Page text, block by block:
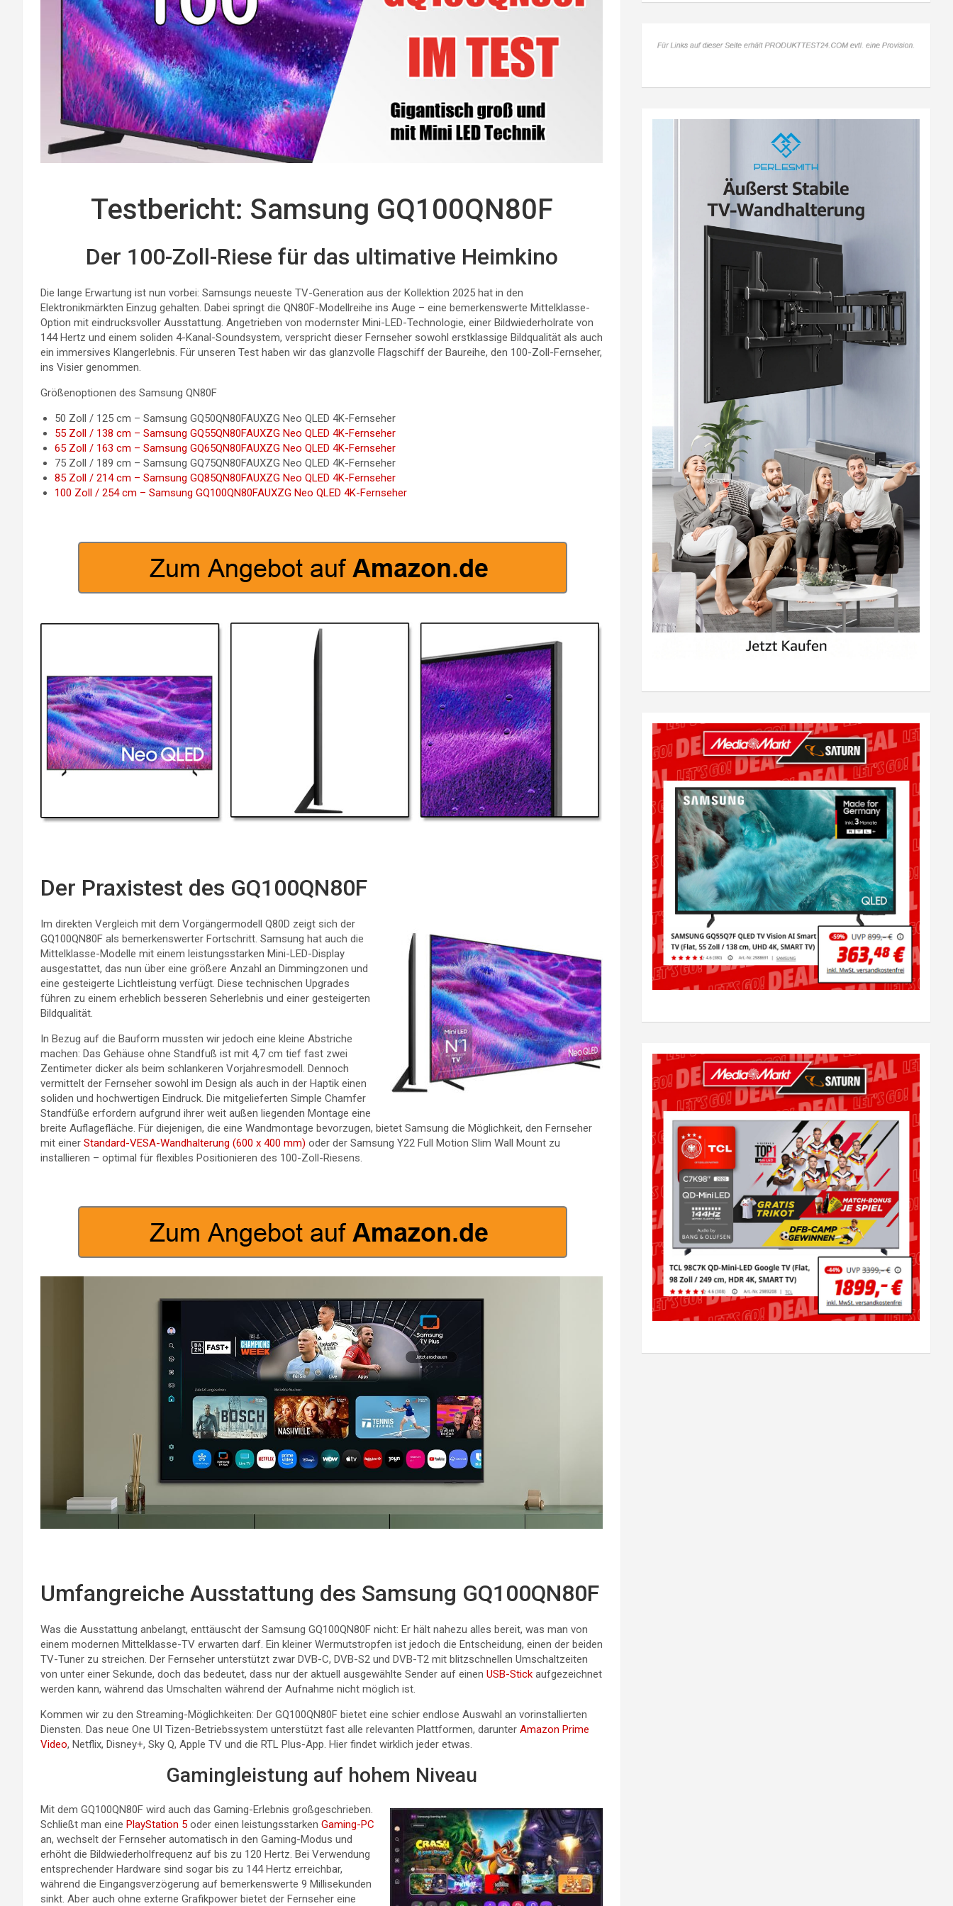
Testbericht: Samsung GQ100QN80F
Der 100-Zoll-Riese für das ultimative Heimkino
Die lange Erwartung ist nun vorbei: Samsungs neueste TV-Generation aus der Kollektion 2025 hat in den
Elektronikmärkten Einzug gehalten. Dabei springt die QN80F-Modellreihe ins Auge – eine bemerkenswerte Mittelklasse-
Option mit eindrucksvoller Ausstattung. Angetrieben von modernster Mini-LED-Technologie, einer Bildwiederholrate von
144 Hertz und einem soliden 4-Kanal-Soundsystem, verspricht dieser Fernseher sowohl erstklassige Bildqualität als auch
ein immersives Klangerlebnis. Für unseren Test haben wir das glanzvolle Flagschiff der Baureihe, den 100-Zoll-Fernseher,
ins Visier genommen.
Größenoptionen des Samsung QN80F
50 Zoll / 125 cm – Samsung GQ50QN80FAUXZG Neo QLED 4K-Fernseher
55 Zoll / 138 cm – Samsung GQ55QN80FAUXZG Neo QLED 4K-Fernseher
65 Zoll / 163 cm – Samsung GQ65QN80FAUXZG Neo QLED 4K-Fernseher
75 Zoll / 189 cm – Samsung GQ75QN80FAUXZG Neo QLED 4K-Fernseher
85 Zoll / 214 cm – Samsung GQ85QN80FAUXZG Neo QLED 4K-Fernseher
100 Zoll / 254 cm – Samsung GQ100QN80FAUXZG Neo QLED 4K-Fernseher
Der Praxistest des GQ100QN80F
Im direkten Vergleich mit dem Vorgängermodell Q80D zeigt sich der
GQ100QN80F als bemerkenswerter Fortschritt. Samsung hat auch die
Mittelklasse-Modelle mit einem leistungsstarken Mini-LED-Display
ausgestattet, das nun über eine größere Anzahl an Dimmingzonen und
eine gesteigerte Lichtleistung verfügt. Diese technischen Upgrades
führen zu einem erheblich besseren Seherlebnis und einer gesteigerten
Bildqualität.
In Bezug auf die Bauform mussten wir jedoch eine kleine Abstriche
machen: Das Gehäuse ohne Standfuß ist mit 4,7 cm tief fast zwei
Zentimeter dicker als beim schlankeren Vorjahresmodell. Dennoch
vermittelt der Fernseher sowohl im Design als auch in der Haptik einen
soliden und hochwertigen Eindruck. Die mitgelieferten Simple Chamfer
Standfüße erfordern aufgrund ihrer weit außen liegenden Montage eine
breite Auflagefläche. Für diejenigen, die eine Wandmontage bevorzugen, bietet Samsung die Möglichkeit, den Fernseher
mit einer Standard-VESA-Wandhalterung (600 x 400 mm) oder der Samsung Y22 Full Motion Slim Wall Mount zu
installieren – optimal für flexibles Positionieren des 100-Zoll-Riesens.
Umfangreiche Ausstattung des Samsung GQ100QN80F
Was die Ausstattung anbelangt, enttäuscht der Samsung GQ100QN80F nicht: Er hält nahezu alles bereit, was man von
einem modernen Mittelklasse-TV erwarten darf. Ein kleiner Wermutstropfen ist jedoch die Entscheidung, einen der beiden
TV-Tuner zu streichen. Der Fernseher unterstützt zwar DVB-C, DVB-S2 und DVB-T2 mit blitzschnellen Umschaltzeiten
von unter einer Sekunde, doch das bedeutet, dass nur der aktuell ausgewählte Sender auf einen USB-Stick aufgezeichnet
werden kann, während das Umschalten während der Aufnahme nicht möglich ist.
Kommen wir zu den Streaming-Möglichkeiten: Der GQ100QN80F bietet eine schier endlose Auswahl an vorinstallierten
Diensten. Das neue One UI Tizen-Betriebssystem unterstützt fast alle relevanten Plattformen, darunter Amazon Prime
Video, Netflix, Disney+, Sky Q, Apple TV und die RTL Plus-App. Hier findet wirklich jeder etwas.
Gamingleistung auf hohem Niveau
Mit dem GQ100QN80F wird auch das Gaming-Erlebnis großgeschrieben.
Schließt man eine PlayStation 5 oder einen leistungsstarken Gaming-PC
an, wechselt der Fernseher automatisch in den Gaming-Modus und
erhöht die Bildwiederholfrequenz auf bis zu 120 Hertz. Bei Verwendung
entsprechender Hardware sind sogar bis zu 144 Hertz erreichbar,
während die Eingangsverzögerung auf bemerkenswerte 9 Millisekunden
sinkt. Aber auch ohne externe Grafikpower bietet der Fernseher eine